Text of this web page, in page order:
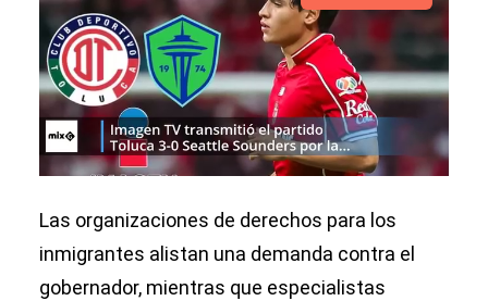
Las organizaciones de derechos para los
inmigrantes alistan una demanda contra el
gobernador, mientras que especialistas